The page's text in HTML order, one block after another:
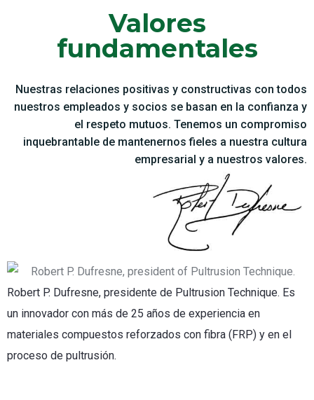
Valores
fundamentales
Nuestras relaciones positivas y constructivas con todos
nuestros empleados y socios se basan en la confianza y
el respeto mutuos. Tenemos un compromiso
inquebrantable de mantenernos fieles a nuestra cultura
empresarial y a nuestros valores.
Robert P. Dufresne, presidente de Pultrusion Technique. Es
un innovador con más de 25 años de experiencia en
materiales compuestos reforzados con fibra (FRP) y en el
proceso de pultrusión.